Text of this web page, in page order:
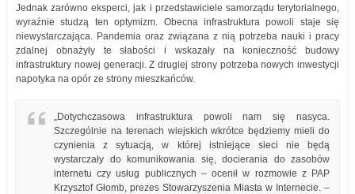
Jednak zarówno eksperci, jak i przedstawiciele samorządu terytorialnego,
wyraźnie studzą ten optymizm. Obecna infrastruktura powoli staje się
niewystarczająca. Pandemia oraz związana z nią potrzeba nauki i pracy
zdalnej obnażyły te słabości i wskazały na konieczność budowy
infrastruktury nowej generacji. Z drugiej strony potrzeba nowych inwestycji
napotyka na opór ze strony mieszkańców.
„Dotychczasowa infrastruktura powoli nam się nasyca.
Szczególnie na terenach wiejskich wkrótce będziemy mieli do
czynienia z sytuacją, w której istniejące sieci nie będą
wystarczały do komunikowania się, docierania do zasobów
internetu czy usług publicznych – ocenił w rozmowie z PAP
Krzysztof Głomb, prezes Stowarzyszenia Miasta w Internecie. –